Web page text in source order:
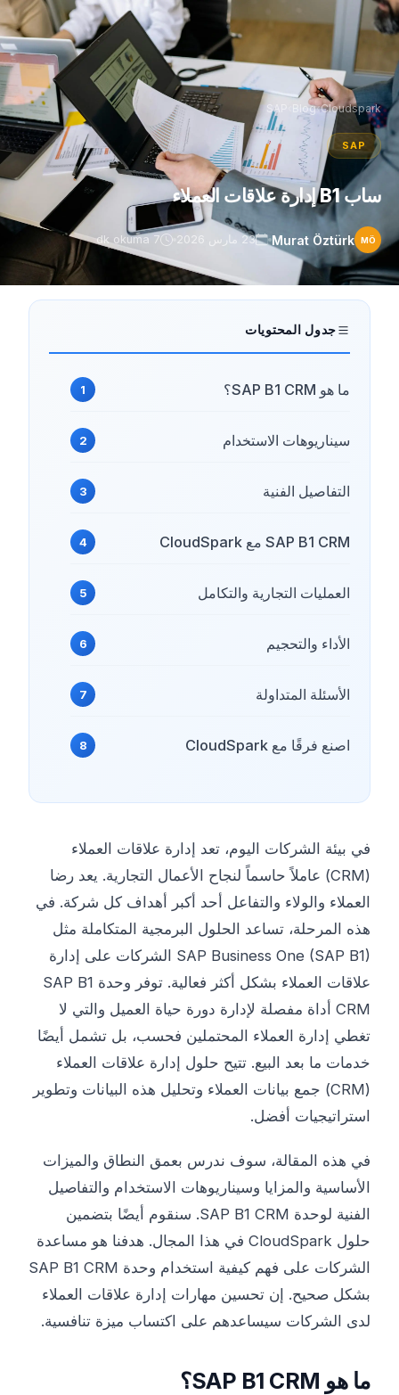
Cloudspark
›
Blog
SAP
SAP
ساب B1 إدارة علاقات العملاء
MÖ
Murat Öztürk 23 مارس 2026 7 dk okuma
جدول المحتويات
ما هو SAP B1 CRM؟
سيناريوهات الاستخدام
التفاصيل الفنية
SAP B1 CRM مع CloudSpark
العمليات التجارية والتكامل
الأداء والتحجيم
الأسئلة المتداولة
اصنع فرقًا مع CloudSpark
في بيئة الشركات اليوم، تعد إدارة علاقات العملاء
(CRM) عاملاً حاسماً لنجاح الأعمال التجارية. يعد رضا
العملاء والولاء والتفاعل أحد أكبر أهداف كل شركة. في
هذه المرحلة، تساعد الحلول البرمجية المتكاملة مثل
SAP Business One (SAP B1) الشركات على إدارة
علاقات العملاء بشكل أكثر فعالية. توفر وحدة SAP B1
CRM أداة مفصلة لإدارة دورة حياة العميل والتي لا
تغطي إدارة العملاء المحتملين فحسب، بل تشمل أيضًا
خدمات ما بعد البيع. تتيح حلول إدارة علاقات العملاء
(CRM) جمع بيانات العملاء وتحليل هذه البيانات وتطوير
استراتيجيات أفضل.
في هذه المقالة، سوف ندرس بعمق النطاق والميزات
الأساسية والمزايا وسيناريوهات الاستخدام والتفاصيل
الفنية لوحدة SAP B1 CRM. سنقوم أيضًا بتضمين
حلول CloudSpark في هذا المجال. هدفنا هو مساعدة
الشركات على فهم كيفية استخدام وحدة SAP B1 CRM
بشكل صحيح. إن تحسين مهارات إدارة علاقات العملاء
لدى الشركات سيساعدهم على اكتساب ميزة تنافسية.
ما هو SAP B1 CRM؟